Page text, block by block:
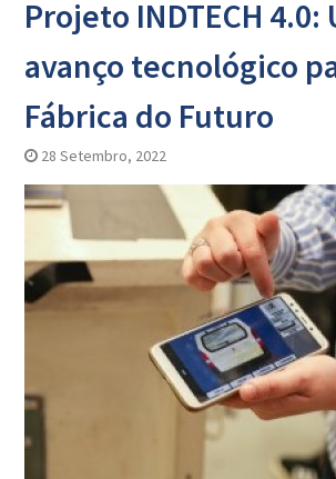
Projeto INDTECH 4.0:
avanço tecnológico
Fábrica do Futuro
28 Setembro, 2022